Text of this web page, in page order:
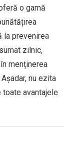
o gamă
la prevenirea
zilnic,
menținerea
nu ezita
avantajele